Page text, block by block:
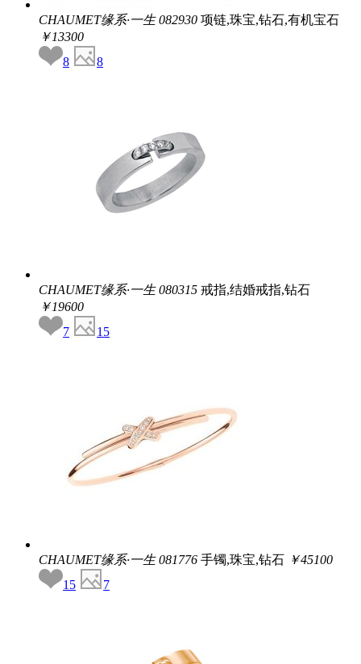
CHAUMET缘系·一生 082930 项链,珠宝,钻石,有机宝石
￥13300
8
8
CHAUMET缘系·一生 080315 戒指,结婚戒指,钻石
￥19600
7
15
CHAUMET缘系·一生 081776 手镯,珠宝,钻石 ￥45100
15
7